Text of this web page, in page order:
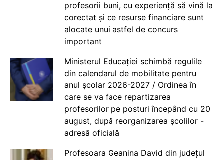
profesorii buni, cu experiență să vină la
corectat și ce resurse financiare sunt
alocate unui astfel de concurs
important
Ministerul Educației schimbă regulile
din calendarul de mobilitate pentru
anul școlar 2026-2027 / Ordinea în
care se va face repartizarea
profesorilor pe posturi începând cu 20
august, după reorganizarea școlilor -
adresă oficială
Profesoara Geanina David din județul